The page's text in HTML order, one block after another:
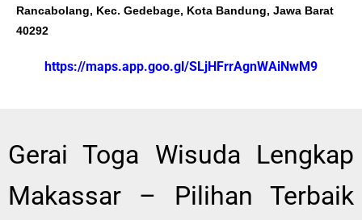
Rancabolang, Kec. Gedebage, Kota Bandung, Jawa Barat
40292
https://maps.app.goo.gl/SLjHFrrAgnWAiNwM9
Gerai Toga Wisuda Lengkap
Makassar – Pilihan Terbaik